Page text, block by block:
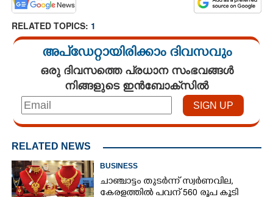
RELATED TOPICS: 1
അപ്ഡേറ്റായിരിക്കാം ദിവസവും
ഒരു ദിവസത്തെ പ്രധാന സംഭവങ്ങൾ
നിങ്ങളുടെ ഇൻബോക്സിൽ
RELATED NEWS
BUSINESS
ചാഞ്ചാട്ടം തുടർന്ന് സ്വർണവില,
കേരളത്തിൽ പവന് 560 രൂപ കൂടി